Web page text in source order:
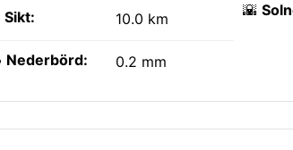
Sikt: 10.0 km
Nederbörd: 0.2 mm
🌇